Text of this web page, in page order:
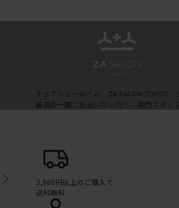
チェアショールーム ZA SALON TOKYO
最高の一脚に出会いたい方へ 専門スタッ
3,980円以上のご購入で
送料無料